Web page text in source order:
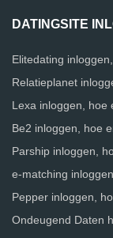
DATINGSITE
Elitedating
Relatieplanet
Lexa inloggen, hoe
Be2 inloggen, hoe
Parship inloggen,
e-matching
Pepper inloggen,
Ondeugend Daten